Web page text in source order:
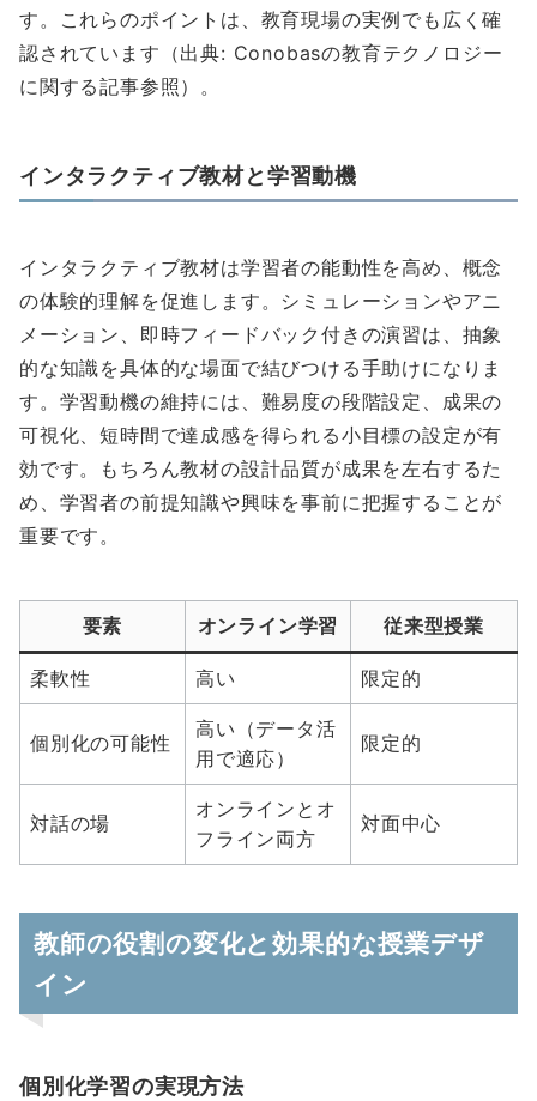
す。これらのポイントは、教育現場の実例でも広く確
認されています（出典: Conobasの教育テクノロジー
に関する記事参照）。
インタラクティブ教材と学習動機
インタラクティブ教材は学習者の能動性を高め、概念
の体験的理解を促進します。シミュレーションやアニ
メーション、即時フィードバック付きの演習は、抽象
的な知識を具体的な場面で結びつける手助けになりま
す。学習動機の維持には、難易度の段階設定、成果の
可視化、短時間で達成感を得られる小目標の設定が有
効です。もちろん教材の設計品質が成果を左右するた
め、学習者の前提知識や興味を事前に把握することが
重要です。
要素 オンライン学習 従来型授業
柔軟性 高い 限定的
個別化の可能性
高い（データ活
用で適応）
限定的
対話の場
オンラインとオ
フライン両方
対面中心
教師の役割の変化と効果的な授業デザ
イン
個別化学習の実現方法